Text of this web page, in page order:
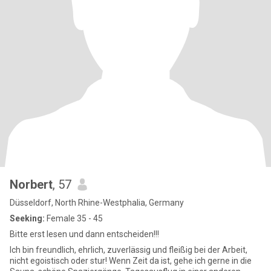
Norbert, 57
Düsseldorf, North Rhine-Westphalia, Germany
Seeking: Female 35 - 45
Bitte erst lesen und dann entscheiden!!!
Ich bin freundlich, ehrlich, zuverlässig und fleißig bei der Arbeit,
nicht egoistisch oder stur! Wenn Zeit da ist, gehe ich gerne in die